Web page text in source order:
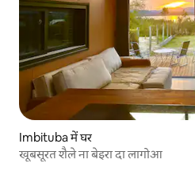
Imbituba में घर
खूबसूरत शैले ना बेइरा दा लागोआ